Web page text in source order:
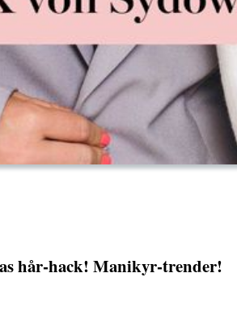
hår-hack! Manikyr-trender!